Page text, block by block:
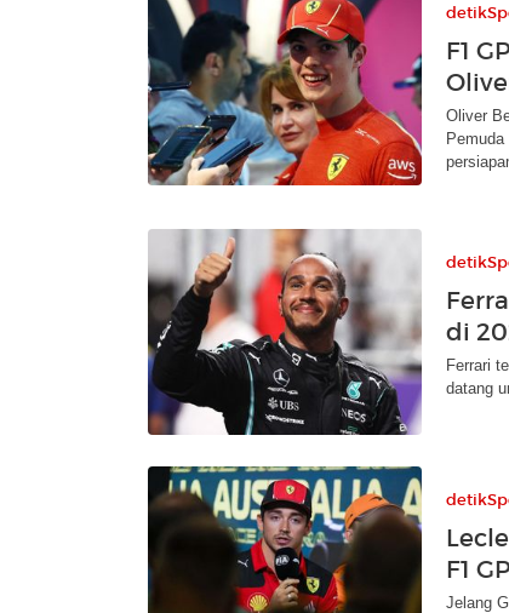
F1
Oliver
di
Ferrari
datang
F1
Jelang